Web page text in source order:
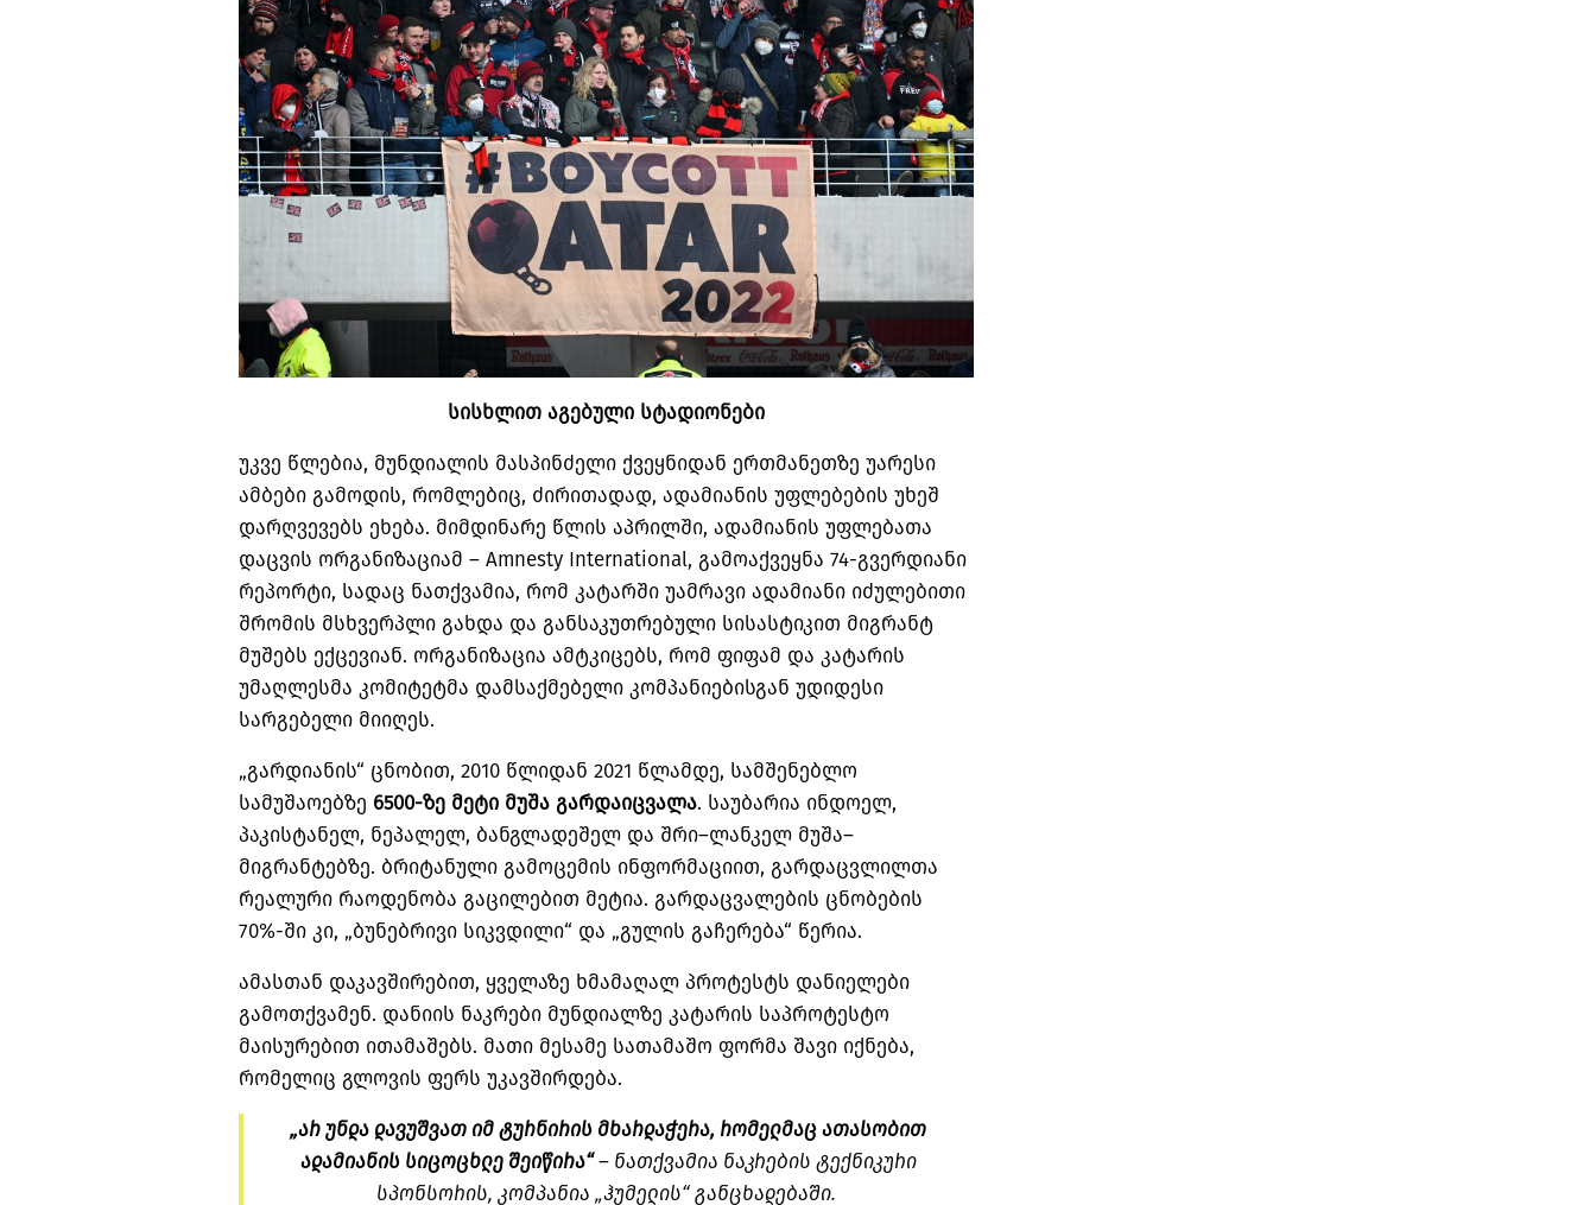
სისხლით აგებული სტადიონები
უკვე წლებია, მუნდიალის მასპინძელი ქვეყნიდან ერთმანეთზე უარესი
ამბები გამოდის, რომლებიც, ძირითადად, ადამიანის უფლებების უხეშ
დარღვევებს ეხება. მიმდინარე წლის აპრილში, ადამიანის უფლებათა
დაცვის ორგანიზაციამ – Amnesty International, გამოაქვეყნა 74-გვერდიანი
რეპორტი, სადაც ნათქვამია, რომ კატარში უამრავი ადამიანი იძულებითი
შრომის მსხვერპლი გახდა და განსაკუთრებული სისასტიკით მიგრანტ
მუშებს ექცევიან. ორგანიზაცია ამტკიცებს, რომ ფიფამ და კატარის
უმაღლესმა კომიტეტმა დამსაქმებელი კომპანიებისგან უდიდესი
სარგებელი მიიღეს.
„გარდიანის“ ცნობით, 2010 წლიდან 2021 წლამდე, სამშენებლო
სამუშაოებზე 6500-ზე მეტი მუშა გარდაიცვალა. საუბარია ინდოელ,
პაკისტანელ, ნეპალელ, ბანგლადეშელ და შრი–ლანკელ მუშა–
მიგრანტებზე. ბრიტანული გამოცემის ინფორმაციით, გარდაცვლილთა
რეალური რაოდენობა გაცილებით მეტია. გარდაცვალების ცნობების
70%-ში კი, „ბუნებრივი სიკვდილი“ და „გულის გაჩერება“ წერია.
ამასთან დაკავშირებით, ყველაზე ხმამაღალ პროტესტს დანიელები
გამოთქვამენ. დანიის ნაკრები მუნდიალზე კატარის საპროტესტო
მაისურებით ითამაშებს. მათი მესამე სათამაშო ფორმა შავი იქნება,
რომელიც გლოვის ფერს უკავშირდება.
„არ უნდა დავუშვათ იმ ტურნირის მხარდაჭერა, რომელმაც ათასობით
ადამიანის სიცოცხლე შეიწირა“– ნათქვამია ნაკრების ტექნიკური
სპონსორის, კომპანია „ჰუმელის“განცხადებაში.